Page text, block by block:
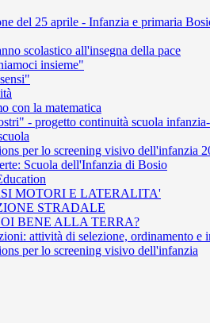
del 25 aprile - Infanzia e primaria
scolastico all'insegna della pace
insieme"
con la matematica
- progetto continuità scuola
per lo screening visivo dell'infanzia
Scuola dell'Infanzia di Bosio
MOTORI E LATERALITA'
STRADALE
BENE ALLA TERRA?
attività di selezione, ordinamento e
per lo screening visivo dell'infanzia